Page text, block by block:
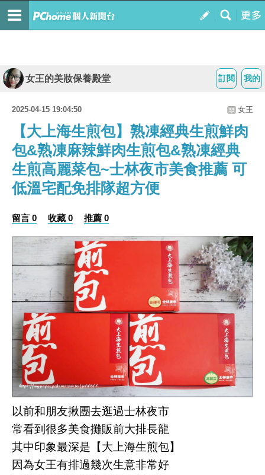
我的
訂閱
女王的美妝保養殿堂
2025-04-15 19:04:50 女王
【大上海生煎包】熟凍經典生煎鮮肉
包&熟凍麻辣鮮肉生煎包&熟凍經典
生煎高麗菜包~士林夜市美食推薦 可
低溫宅配免排隊超方便
留言 0 收藏 0 推薦 0
以前和朋友揪團去逛過士林夜市
常看到很多美食攤販前大排長龍
其中印象最深是【大上海生煎包】
因為女王有排過幾次生意非常好